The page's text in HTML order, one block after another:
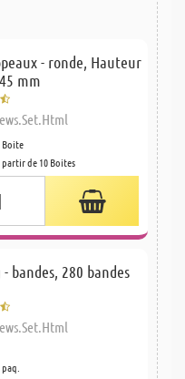
- ronde, Hauteur
mm
Boite
partir de 10 Boites
bandes, 280 bandes
paq.